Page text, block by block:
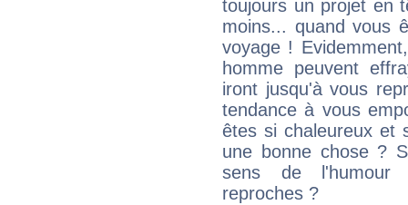
toujours un projet en
moins... quand vous
voyage !
homme peuvent
iront jusqu'à vous
tendance à vous
êtes si chaleureux et
une bonne chose ?
sens de l'humour
reproches ?